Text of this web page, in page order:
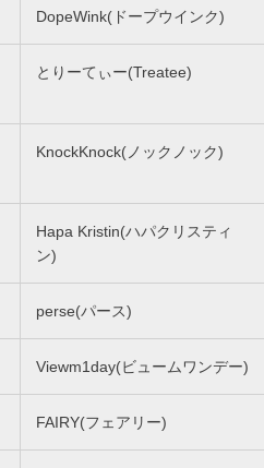
DopeWink(ドープウインク)
とりーてぃー(Treatee)
KnockKnock(ノックノック)
Hapa Kristin(ハパクリスティ
ン)
perse(パース)
Viewm1day(ビュームワンデー)
FAIRY(フェアリー)